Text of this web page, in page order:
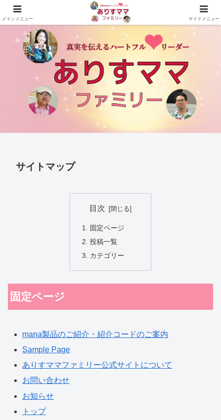
真実を伝えるハートフルリーダーありすママファミリーの公式サイト
サイトマップ
目次
固定ページ
投稿一覧
カテゴリー
固定ページ
mana製品のご紹介・紹介コードのご案内
Sample Page
ありすママファミリー公式サイトについて
お問い合わせ
お知らせ
トップ
メインメニュー サイドメニュー